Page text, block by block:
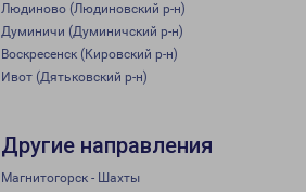
Людиново (Людиновский р-н)
Думиничи (Думиничский р-н)
Воскресенск (Кировский р-н)
Ивот (Дятьковский р-н)
Другие направления
Магнитогорск - Шахты